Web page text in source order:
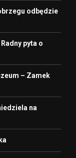
odbędzie
pyta o
– Zamek
na